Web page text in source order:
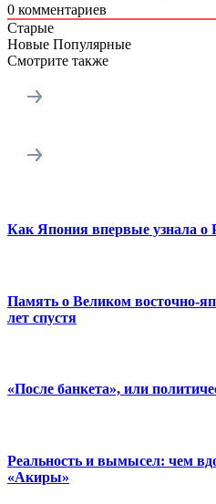
0 комментариев
Старые
Новые Популярные
Смотрите также
Как Япония впервые узнала о
Память о Великом восточно-
лет спустя
«После банкета», или
Реальность и вымысел: чем
«Акиры»